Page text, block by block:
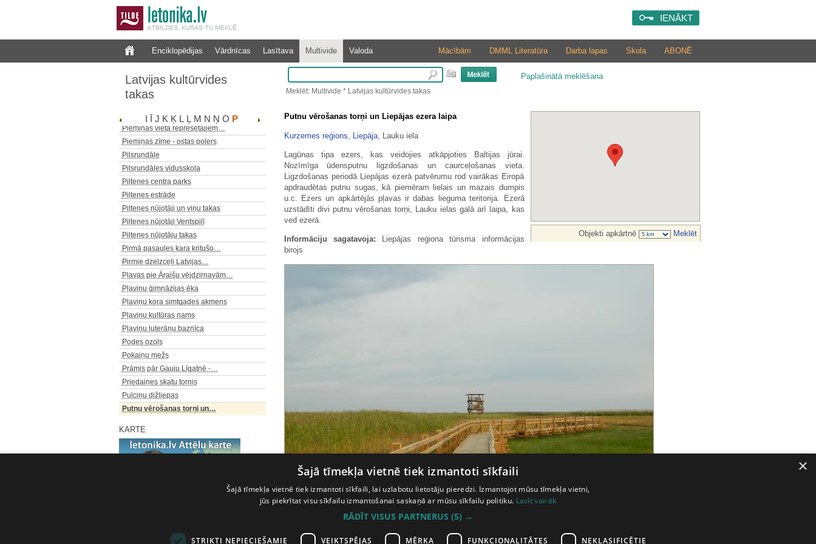
IENĀKT
Enciklopēdijas Vārdnīcas Lasītava Multivide Valoda ABONĒ
Skola
Darba lapas
DMML Literatūra
Mācībām
Latvijas kultūrvides
takas
J K Ķ L Ļ M N Ņ O P
Piemiņas akmens novadpētniekam…
Piemiņas akmens operas…
Piemiņas akmens selekcionāram…
Piemiņas akmeņi Brāļu Kaudzīšu…
Piemiņas vieta 1941. gada 14.…
Piemiņas vieta draudzes skolai
Piemiņas vieta nacionālajiem…
Piemiņas vieta represētajiem…
Piemiņas zīme - ostas polers
Pilsrundāle
Pilsrundāles vidusskola
Piltenes centra parks
Piltenes estrāde
Piltenes nūjotāji un viņu takas
Piltenes nūjotāji Ventspilī
Piltenes nūjotāju takas
Pirmā pasaules kara kritušo…
Pirmie dzelzceļi Latvijas…
Pļavas pie Āraišu vējdzirnavām…
Pļaviņu ģimnāzijas ēka
Pļaviņu kora simtgades akmens
Pļaviņu kultūras nams
Pļaviņu luterāņu baznīca
Podes ozols
Pokaiņu mežs
Prāmis pār Gauju Līgatnē -…
Priedaines skatu tornis
Pulciņu dižliepas
Putnu vērošanas torņi un…
KARTE
Paplašinātā meklēšana
Meklēt: Multivide * Latvijas kultūrvides takas
Objekti apkārtnē Meklēt
Putnu vērošanas torņi un Liepājas ezera laipa
Kurzemes reģions Liepāja, Lauku iela
Lagūnas tipa ezers, kas veidojies atkāpjoties Baltijas jūrai.
Nozīmīga ūdensputnu ligzdošanas un caurceļošanas vieta.
Ligzdošanas periodā Liepājas ezerā patvērumu rod vairākas Eiropā
apdraudētas putnu sugas, kā piemēram lielais un mazais dumpis
u.c. Ezers un apkārtējās pļavas ir dabas lieguma teritorija. Ezerā
uzstādīti divi putnu vērošanas torņi, Lauku ielas galā arī laipa, kas
ved ezerā.
Informāciju sagatavoja: Liepājas reģiona tūrisma informācijas
birojs
Liepājas reģiona tūrisma informācijas birojs
×
Šajā tīmekļa vietnē tiek izmantoti sīkfaili
Šajā tīmekļa vietnē tiek izmantoti sīkfaili, lai uzlabotu lietotāju pieredzi. Izmantojot mūsu tīmekļa vietni,
jūs piekrītat visu sīkfailu izmantošanai saskaņā ar mūsu sīkfailu politiku. Lasīt vairāk
RĀDĪT VISUS PARTNERUS (5) →
STRIKTI NEPIECIEŠAMIE VEIKTSPĒJAS MĒRĶA FUNKCIONALITĀTES NEKLASIFICĒTIE